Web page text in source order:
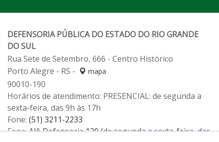
DEFENSORIA PÚBLICA DO ESTADO DO RIO GRANDE
DO SUL
Rua Sete de Setembro, 666 - Centro Histórico
Porto Alegre - RS -
mapa
90010-190
Horários de atendimento: PRESENCIAL: de segunda a
sexta-feira, das 9h às 17h
Fone: (51) 3211-2233
Fone:Alô Defensoria 129 (de segunda a sexta-feira, das